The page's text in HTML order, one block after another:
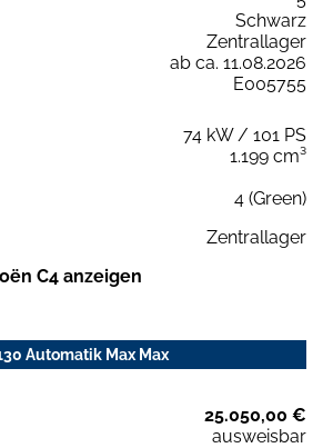
Schwarz
Zentrallager
ab ca. 11.08.2026
E005755
74 kW / 101 PS
1.199 cm³
4 (Green)
Zentrallager
C4 anzeigen
Automatik Max Max
25.050,00 €
ausweisbar